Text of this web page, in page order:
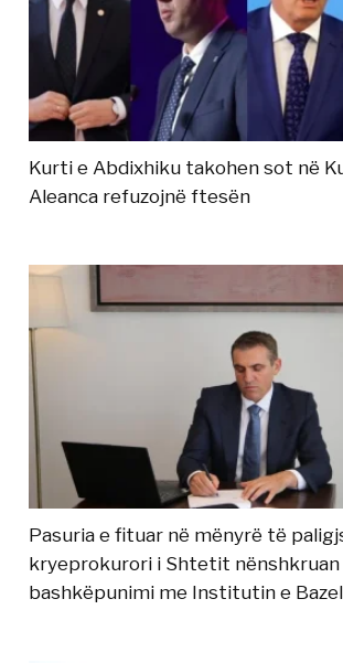
Kurti e Abdixhiku takohen sot në
Aleanca refuzojnë ftesën
Pasuria e fituar në mënyrë të
kryeprokurori i Shtetit
bashkëpunimi me Institutin e